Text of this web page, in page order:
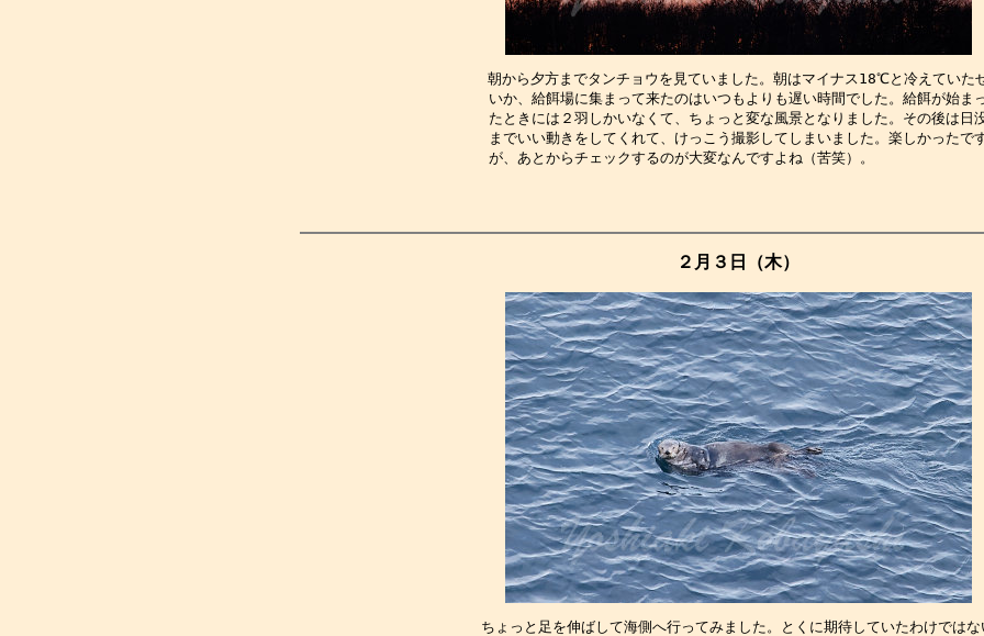
朝から夕方までタンチョウを見ていました。朝はマイナス18℃と冷えていた
いか、給餌場に集まって来たのはいつもよりも遅い時間でした。給餌が始ま
たときには２羽しかいなくて、ちょっと変な風景となりました。その後は日
までいい動きをしてくれて、けっこう撮影してしまいました。楽しかったで
が、あとからチェックするのが大変なんですよね（苦笑）。
２月３日（木）
ちょっと足を伸ばして海側へ行ってみました。とくに期待していたわけではな